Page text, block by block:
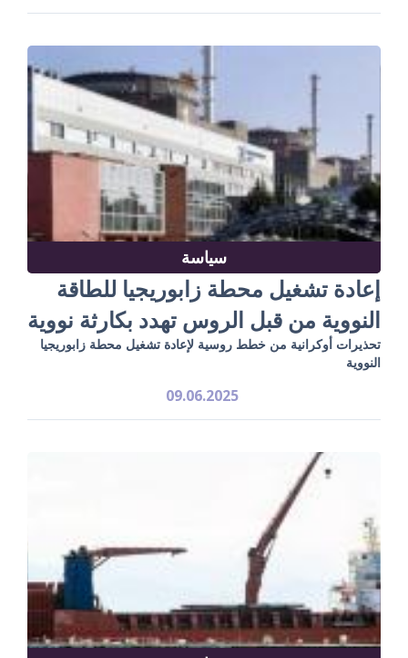
سياسة
إعادة تشغيل محطة زابوريجيا للطاقة
النووية من قبل الروس تهدد بكارثة نووية
تحذيرات أوكرانية من خطط روسية لإعادة تشغيل محطة زابوريجيا
النووية
09.06.2025